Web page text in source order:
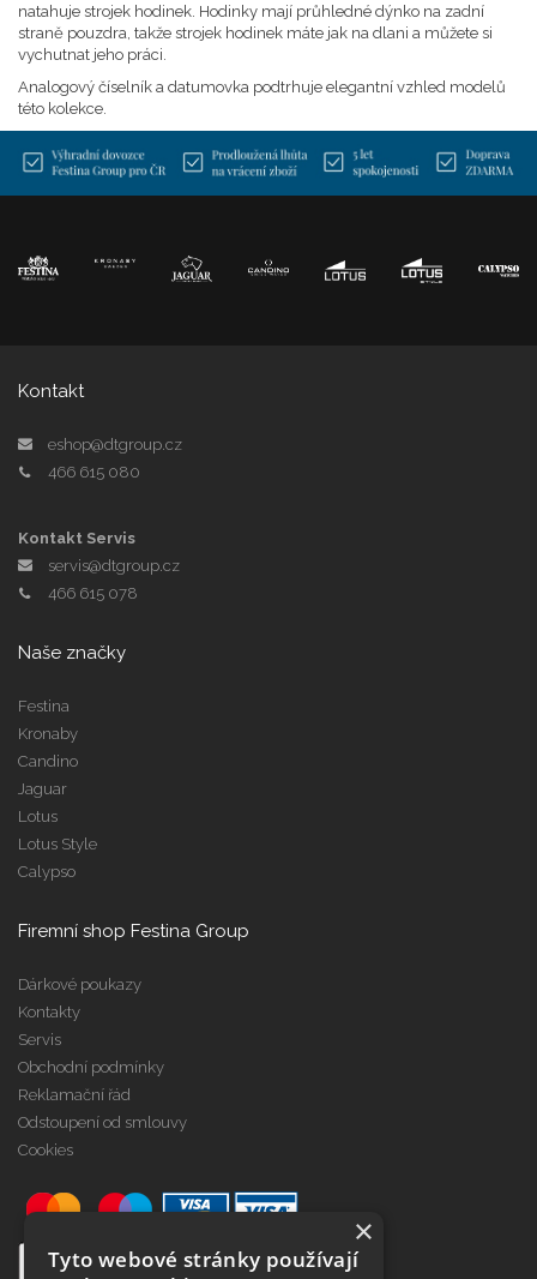
natahuje strojek hodinek. Hodinky mají průhledné dýnko na zadní
straně pouzdra, takže strojek hodinek máte jak na dlani a můžete si
vychutnat jeho práci.
Analogový číselník a datumovka podtrhuje elegantní vzhled modelů
této kolekce.
Kontakt
eshop@dtgroup.cz
466 615 080
Kontakt Servis
servis@dtgroup.cz
466 615 078
Naše značky
Festina
Kronaby
Candino
Jaguar
Lotus
Lotus Style
Calypso
Firemní shop Festina Group
Dárkové poukazy
Kontakty
Servis
Obchodní podmínky
Reklamační řád
Odstoupení od smlouvy
Cookies
×
Tyto webové stránky používají